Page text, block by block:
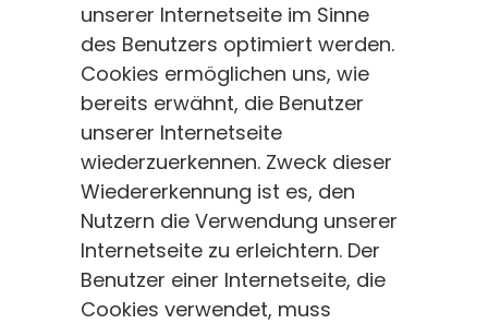
unserer Internetseite im Sinne
des Benutzers optimiert werden.
Cookies ermöglichen uns, wie
bereits erwähnt, die Benutzer
unserer Internetseite
wiederzuerkennen. Zweck dieser
Wiedererkennung ist es, den
Nutzern die Verwendung unserer
Internetseite zu erleichtern. Der
Benutzer einer Internetseite, die
Cookies verwendet, muss